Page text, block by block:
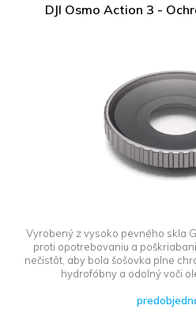
DJI Osmo Action 3 -
Vyrobený z vysoko pevného skla
proti opotrebovaniu a
nečistôt, aby bola šošovka plne
hydrofóbny a odolný voči